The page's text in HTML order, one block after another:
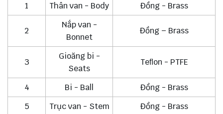
1 Thân van - Body Đồng - Brass
2
Nắp van -
Bonnet
Đồng – Brass
3
Gioăng bi -
Seats
Teﬂon - PTFE
4 Bi - Ball
Đồng - Brass
5
Trục van - Stem Đồng - Brass